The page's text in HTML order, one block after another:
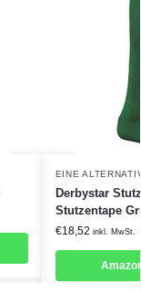
EINE
Derbystar
Stutzentape
€18,52 inkl. MwSt.